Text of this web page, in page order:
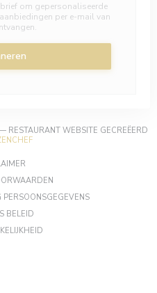
om gepersonaliseerde
per e-mail van
WEBSITE GECREËERD
((OPENT IN EEN NIEUW
((OPENT IN EEN NIEUW VENSTER))
((OPENT IN EEN
BELEID((OPENT IN EEN NIEUW